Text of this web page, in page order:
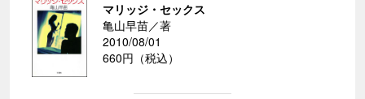
マリッジ・セックス
亀山早苗／著
2010/08/01
660円（税込）